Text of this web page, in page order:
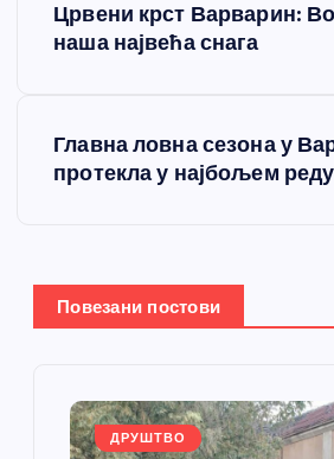
њ
е
Црвени крст Варварин:
наша највећа снага
Главна ловна сезона у
протекла у најбољем реду
Повезани постови
ДРУШТВО